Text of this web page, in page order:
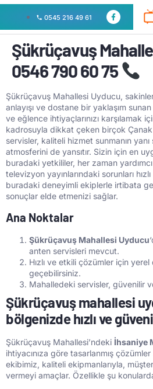
0545 216 49 61
Şükrüçavuş
0546 790 60 75
Şükrüçavuş Mahallesi Uyducu,
anlayışı ve dostane bir yaklaşım
ve eğlence ihtiyaçlarınızı karşılamak
kadrosuyla dikkat çeken birçok
servisler, kaliteli hizmet sunmanın yanı
atmosferini de yansıtır. Sizin için en
buradaki yetkililer, her zaman
televizyon yayınlarındaki sorunları
buradaki deneyimli ekiplerle irtibata
sonuçlar elde etmenizi sağlar.
Ana Noktalar
Şükrüçavuş Mahallesi Uyducu
anten servisleri mevcut.
Hızlı ve etkili çözümler için
geçebilirsiniz.
Mahalledeki servisler, güvenilir
Şükrüçavuş mahallesi
bölgenizde hızlı ve
Şükrüçavuş Mahallesi’ndeki İhsaniye
ihtiyacınıza göre tasarlanmış
ekibimiz, kaliteli ekipmanlarıyla,
vermeyi amaçlar. Özellikle şu